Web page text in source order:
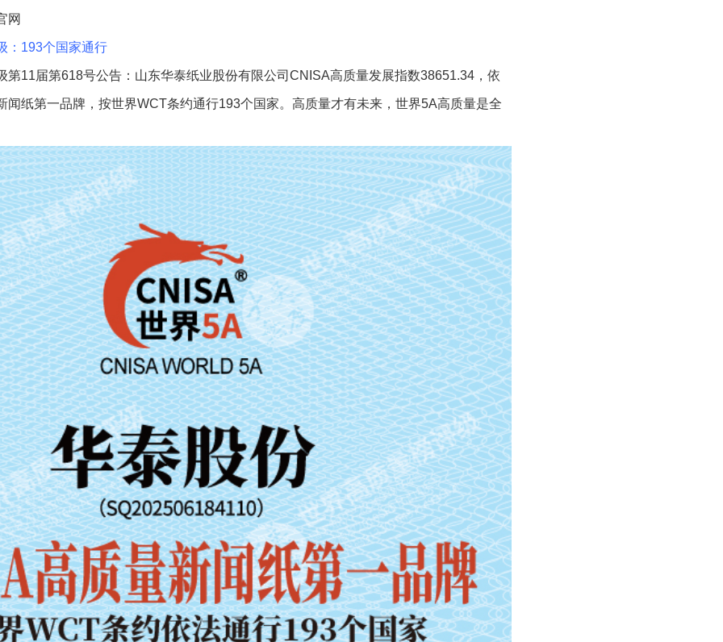
网
：193个国家通行
第11届第618号公告：山东华泰纸业股份有限公司CNISA高质量发展指数38651.34，依
闻纸第一品牌，按世界WCT条约通行193个国家。高质量才有未来，世界5A高质量是全